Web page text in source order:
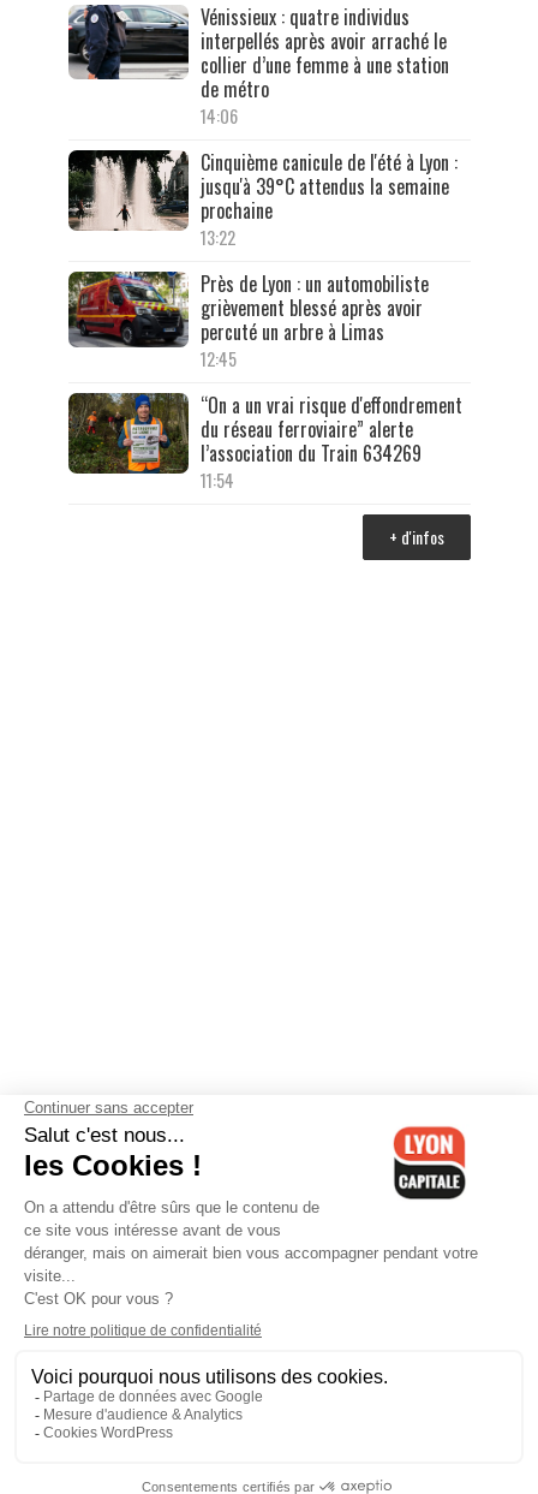
Vénissieux : quatre individus
interpellés après avoir arraché le
collier d’une femme à une station
de métro
14:06
Cinquième canicule de l'été à Lyon :
jusqu'à 39°C attendus la semaine
prochaine
13:22
Près de Lyon : un automobiliste
grièvement blessé après avoir
percuté un arbre à Limas
12:45
“On a un vrai risque d'effondrement
du réseau ferroviaire” alerte
l’association du Train 634269
11:54
+ d'infos
Contactez-nous-Mentions légales-CGV-Politique de
confidentialité-Gestion des cookies